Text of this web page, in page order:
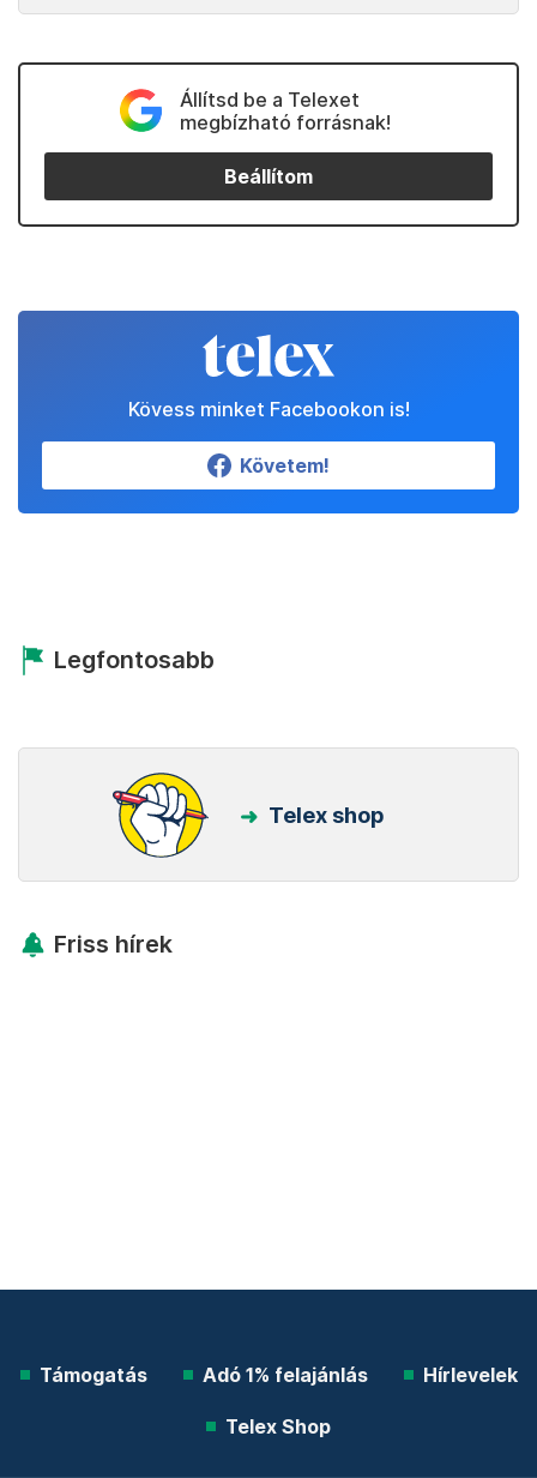
Állítsd be a Telexet
megbízható forrásnak!
Beállítom
Kövess minket Facebookon is!
Követem!
Legfontosabb
Telex shop
Friss hírek
Támogatás Adó 1% felajánlás Hírlevelek
Telex Shop